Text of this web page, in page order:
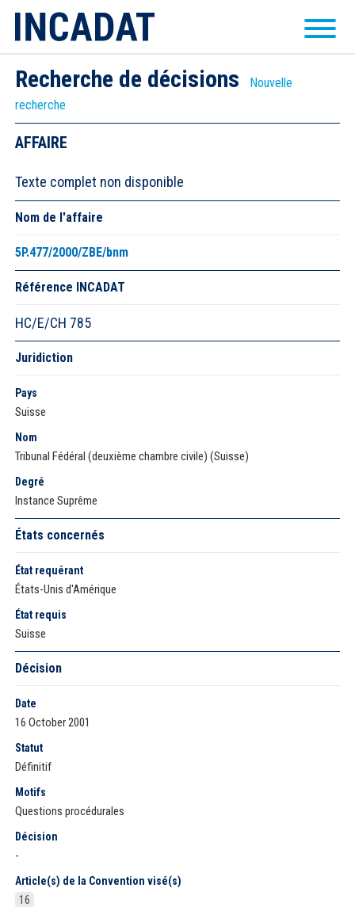
Recherche de décisions
Nouvelle
recherche
AFFAIRE
Texte complet non disponible
Nom de l'affaire
5P.477/2000/ZBE/bnm
Référence INCADAT
HC/E/CH 785
Juridiction
Pays
Suisse
Nom
Tribunal Fédéral (deuxième chambre civile) (Suisse)
Degré
Instance Suprême
États concernés
État requérant
États-Unis d'Amérique
État requis
Suisse
Décision
Date
16 October 2001
Statut
Définitif
Motifs
Questions procédurales
Décision
-
Article(s) de la Convention visé(s)
16